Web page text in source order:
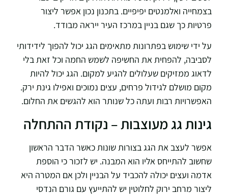
בצמחייה ואלמנטים יפיפיים. בתכנון נכון אפשר ליצור
פרטיות כך שגם בניין במרכז העיר ייראה מבודד.
על ידי שימוש בפתרונות מתאימים הגג יכול להפוך לידידותי
לסביבה, להפחית את החשיפה לשמש החמה וכל זאת בלי
לדאוג ממזיקים שעלולים להגיע למקום. הגג יכול להיות
מקום מושלם לגידול פרחים, עצים נמוכים ואפילו גינת ירק.
האפשרויות רבות ועתה כל שנותר הוא להגשים את החלום.
גינות גג מעוצבות – נקודת ההתחלה
אפשר לעצב את הגג בצורות שונות כאשר הדבר הראשון
שחשוב להתייחס אליו הוא המבנה. יש לזכור כי הוספת
אדמה ועצים יכולה להכביד על הבניין ולכן אם המטרה היא
ליצור מרחב ירוק לחלוטין יש להתייעץ עם גורם הנדסי